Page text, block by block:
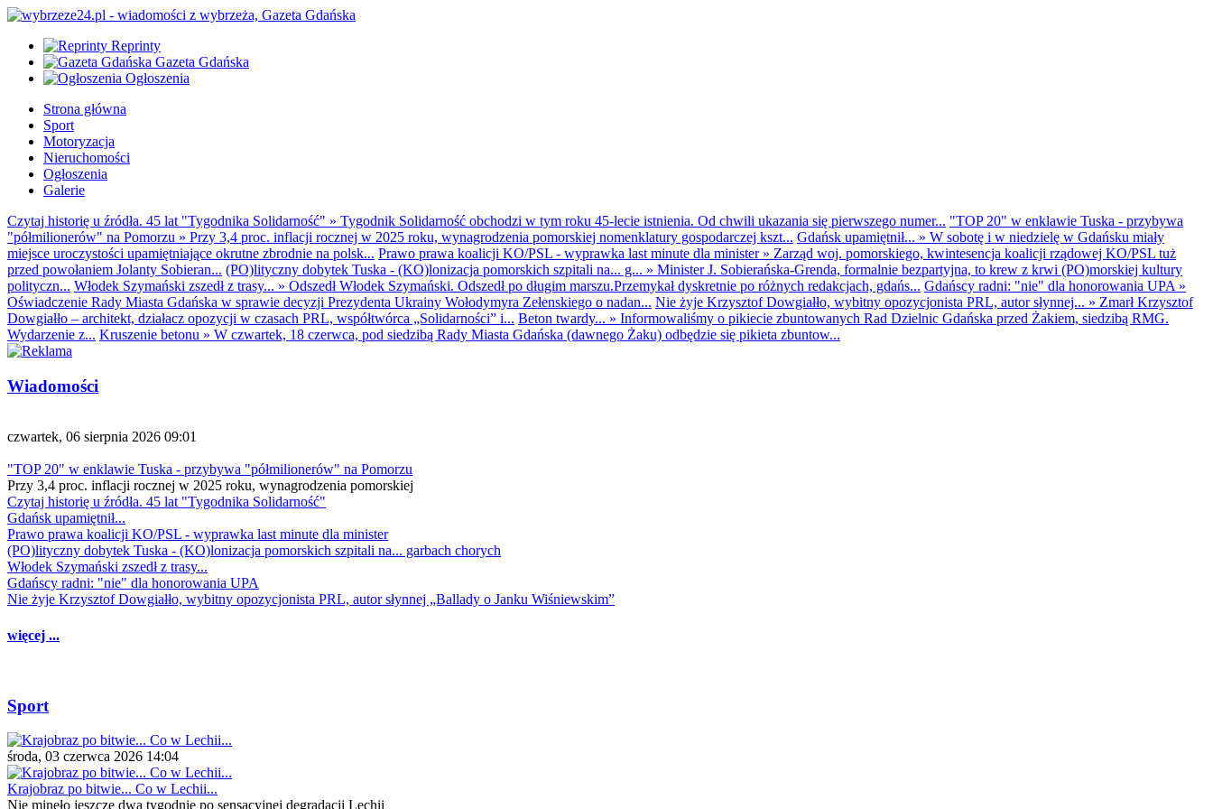
Reprinty
Gazeta Gdańska
Ogłoszenia
Strona główna
Sport
Motoryzacja
Nieruchomości
Ogłoszenia
Galerie
Czytaj historię u źródła. 45 lat "Tygodnika Solidarność" » Tygodnik Solidarność obchodzi w tym roku 45-lecie istnienia. Od chwili ukazania się pierwszego numer... "TOP 20" w enklawie Tuska - przybywa
"półmilionerów" na Pomorzu » Przy 3,4 proc. inflacji rocznej w 2025 roku, wynagrodzenia pomorskiej nomenklatury gospodarczej kszt... Gdańsk upamiętnił... » W sobotę i w niedzielę w Gdańsku miały
miejsce uroczystości upamiętniające okrutne zbrodnie na polsk... Prawo prawa koalicji KO/PSL - wyprawka last minute dla minister» Zarząd woj. pomorskiego, kwintesencja koalicji rządowej KO/PSL tuż
przed powołaniem Jolanty Sobieran... (PO)lityczny dobytek Tuska - (KO)lonizacja pomorskich szpitali na... g... » Minister J. Sobierańska-Grenda, formalnie bezpartyjna, to krew z krwi (PO)morskiej kultury
polityczn... Włodek Szymański zszedł z trasy... » Odszedł Włodek Szymański. Odszedł po długim marszu.Przemykał dyskretnie po różnych redakcjach, gdańs... Gdańscy radni: "nie" dla honorowania UPA »
Oświadczenie Rady Miasta Gdańska w sprawie decyzji Prezydenta Ukrainy Wołodymyra Zełenskiego o nadan... Nie żyje Krzysztof Dowgiałło, wybitny opozycjonista PRL, autor słynnej... » Zmarł Krzysztof
Dowgiałło – architekt, działacz opozycji w czasach PRL, współtwórca „Solidarności” i... Beton twardy... » Informowaliśmy o pikiecie zbuntowanych Rad Dzielnic Gdańska przed Żakiem, siedzibą RMG.
Wydarzenie z... Kruszenie betonu » W czwartek, 18 czerwca, pod siedzibą Rady Miasta Gdańska (dawnego Żaku) odbędzie się pikieta zbuntow...
Wiadomości
czwartek, 06 sierpnia 2026 09:01
"TOP 20" w enklawie Tuska - przybywa "półmilionerów" na Pomorzu
Przy 3,4 proc. inflacji rocznej w 2025 roku, wynagrodzenia pomorskiej
Czytaj historię u źródła. 45 lat "Tygodnika Solidarność"
Gdańsk upamiętnił...
Prawo prawa koalicji KO/PSL - wyprawka last minute dla minister
(PO)lityczny dobytek Tuska - (KO)lonizacja pomorskich szpitali na... garbach chorych
Włodek Szymański zszedł z trasy...
Gdańscy radni: "nie" dla honorowania UPA
Nie żyje Krzysztof Dowgiałło, wybitny opozycjonista PRL, autor słynnej „Ballady o Janku Wiśniewskim”
więcej ...
Sport
środa, 03 czerwca 2026 14:04
Krajobraz po bitwie... Co w Lechii...
Nie minęło jeszcze dwa tygodnie po sensacyjnej degradacji Lechii